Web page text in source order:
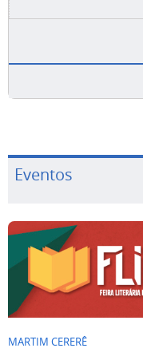
Eventos
MARTIM CERERÊ